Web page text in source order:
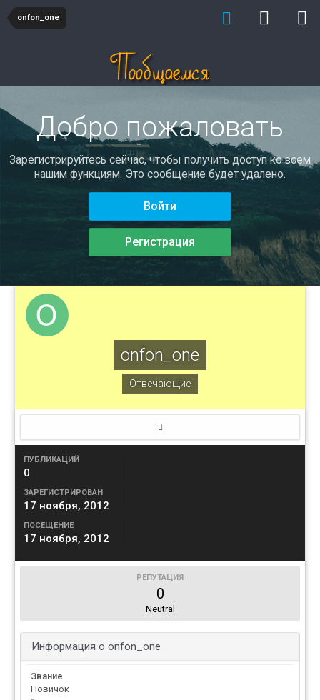
onfon_one
Добро пожаловать
Зарегистрируйтесь сейчас, чтобы получить доступ ко всем
нашим функциям. Это сообщение будет удалено.
Войти
Регистрация
onfon_one
Отвечающие
ПУБЛИКАЦИЙ
0
ЗАРЕГИСТРИРОВАН
17 ноября, 2012
ПОСЕЩЕНИЕ
17 ноября, 2012
РЕПУТАЦИЯ
0
Neutral
Информация о onfon_one
Звание
Новичок